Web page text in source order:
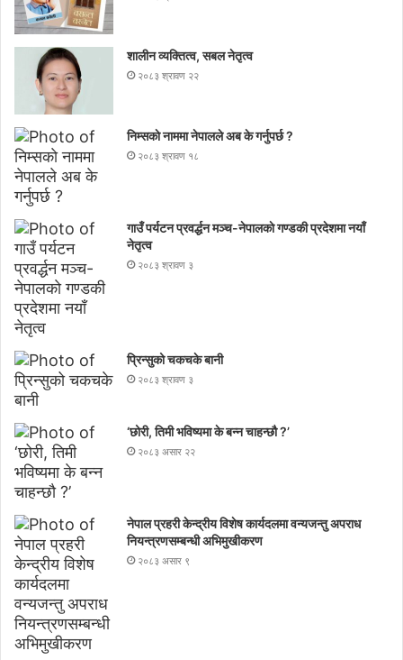
शालीन व्यक्तित्व, सबल नेतृत्व
२०८३ श्रावण २२
निम्सकाे नाममा नेपालले अब के गर्नुपर्छ ?
२०८३ श्रावण १८
गाउँ पर्यटन प्रवर्द्धन मञ्च-नेपालकाे गण्डकी प्रदेशमा नयाँ
नेतृत्व
२०८३ श्रावण ३
प्रिन्सुको चकचके बानी
२०८३ श्रावण ३
‘छोरी, तिमी भविष्यमा के बन्न चाहन्छौ ?’
२०८३ असार २२
नेपाल प्रहरी केन्द्रीय विशेष कार्यदलमा वन्यजन्तु अपराध
नियन्त्रणसम्बन्धी अभिमुखीकरण
२०८३ असार ९